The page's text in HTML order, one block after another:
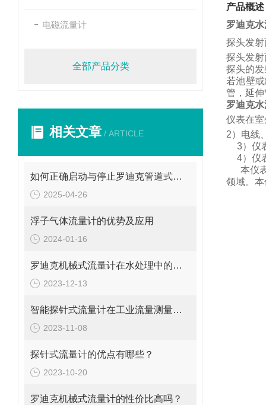
电磁流量计
全部产品分类
相关文章 / ARTICLE
如何正确启动与停止罗迪克管道式流量计？操作要点要牢记
2025-04-26
浮子气体流量计的优势及应用
2024-01-16
罗迪克机械式流量计在水处理中的应用
2023-12-13
智能探针式流量计在工业流量测量中的应用
2023-11-08
探针式流量计的优点有哪些？
2023-10-20
罗迪克机械式流量计的性价比高吗？
产品概述
罗迪克
探头发
探头发
探头的
若池壁
管， 延
罗迪克
仪表在
2）电线
3）仪
4）仪
本仪
领域。 本